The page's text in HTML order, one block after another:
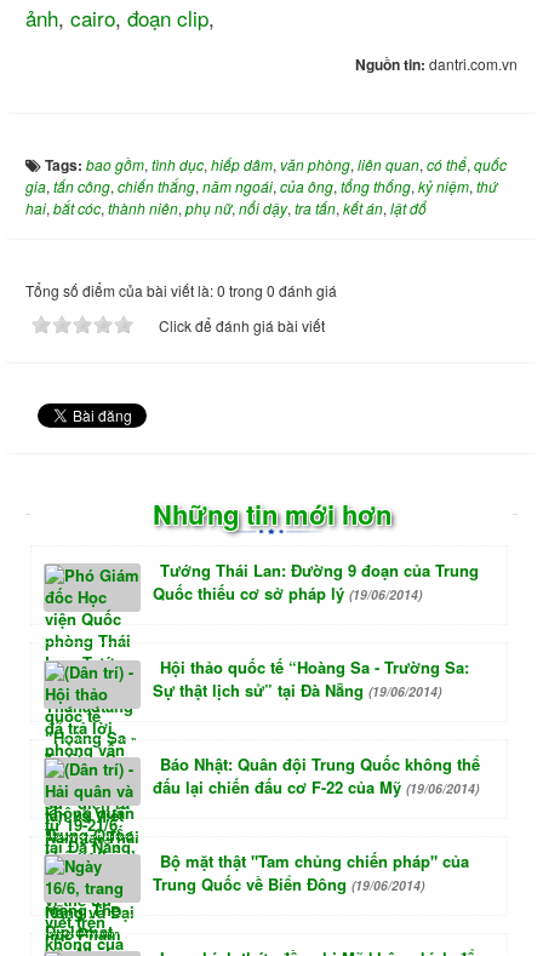
ảnh, cairo, đoạn clip,
Nguồn tin: dantri.com.vn
Tags: bao gồm, tình dục, hiếp dâm, văn phòng, liên quan, có thể, quốc
gia, tấn công, chiến thắng, năm ngoái, của ông, tổng thống, kỷ niệm, thứ
hai, bắt cóc, thành niên, phụ nữ, nổi dậy, tra tấn, kết án, lật đổ
Tổng số điểm của bài viết là: 0 trong 0 đánh giá
Click để đánh giá bài viết
Những tin mới hơn
Tướng Thái Lan: Đường 9 đoạn của Trung
Quốc thiếu cơ sở pháp lý (19/06/2014)
Hội thảo quốc tế “Hoàng Sa - Trường Sa:
Sự thật lịch sử” tại Đà Nẵng (19/06/2014)
Báo Nhật: Quân đội Trung Quốc không thể
đấu lại chiến đấu cơ F-22 của Mỹ (19/06/2014)
Bộ mặt thật "Tam chủng chiến pháp" của
Trung Quốc về Biển Đông (19/06/2014)